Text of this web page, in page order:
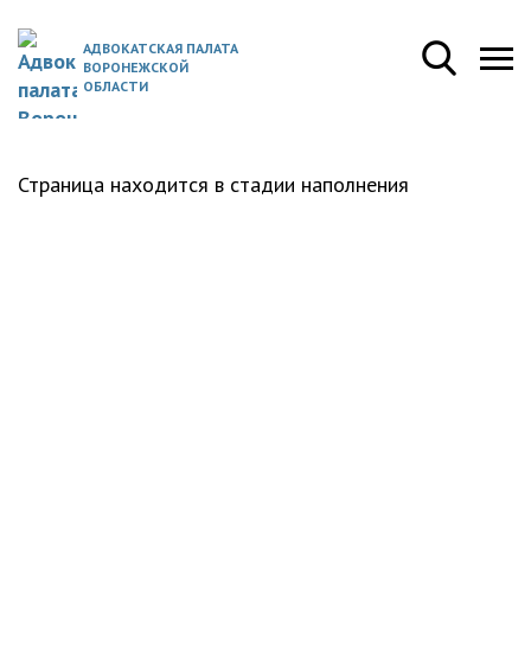
АДВОКАТСКАЯ ПАЛАТА
ВОРОНЕЖСКОЙ
ОБЛАСТИ
Страница находится в стадии наполнения